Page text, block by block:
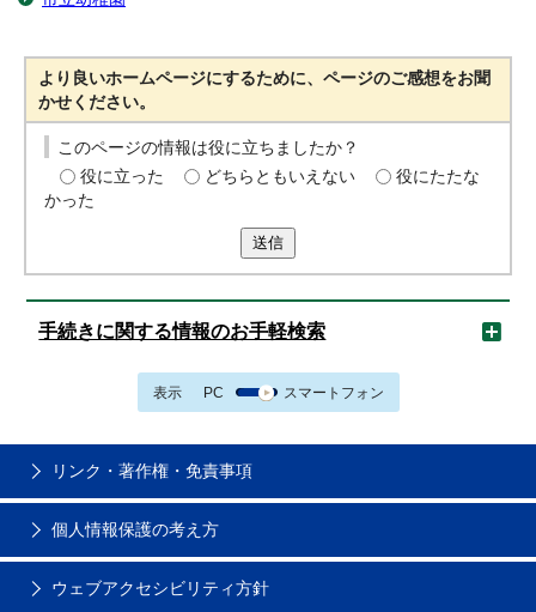
より良いホームページにするために、ページのご感想をお聞
かせください。
このページの情報は役に立ちましたか？
役に立った
どちらともいえない
役にたたな
かった
送信
手続きに関する情報のお手軽検索
表示 PC スマートフォン
リンク・著作権・免責事項
個人情報保護の考え方
ウェブアクセシビリティ方針